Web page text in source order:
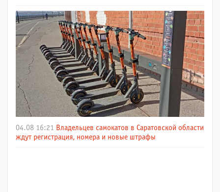
04.08 16:21 Владельцев самокатов в Саратовской области
ждут регистрация, номера и новые штрафы